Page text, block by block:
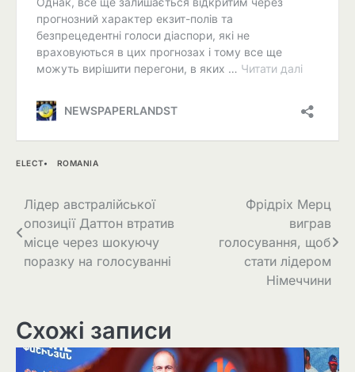
ELECT ROMANIA
Навігація
записів
Лідер австралійської
опозиції Даттон втратив
місце через шокуючу
поразку на голосуванні
Фрідріх Мерц
виграв
голосування, щоб
стати лідером
Німеччини
Схожі записи